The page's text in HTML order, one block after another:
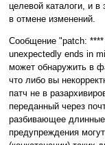
целевой каталоги, и
в отмене изменений.
Сообщение "patch:
unexpectedly ends in
может обнаружить в
что либо вы
патч не в
переданный через
разбивающее
предупреждения